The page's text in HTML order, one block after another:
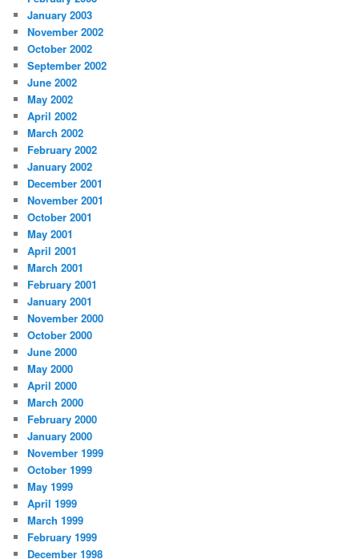
January 2003
November 2002
October 2002
September 2002
June 2002
May 2002
April 2002
March 2002
February 2002
January 2002
December 2001
November 2001
October 2001
May 2001
April 2001
March 2001
February 2001
January 2001
November 2000
October 2000
June 2000
May 2000
April 2000
March 2000
February 2000
January 2000
November 1999
October 1999
May 1999
April 1999
March 1999
February 1999
December 1998